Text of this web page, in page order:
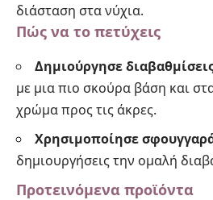
διάσταση στα νύχια.
Πώς να το πετύχεις
Δημιούργησε
με μια πιο σκούρα βάση και
χρώμα προς τις άκρες.
Χρησιμοποίησε
δημιουργήσεις την ομαλή
Προτεινόμενα προϊόντα